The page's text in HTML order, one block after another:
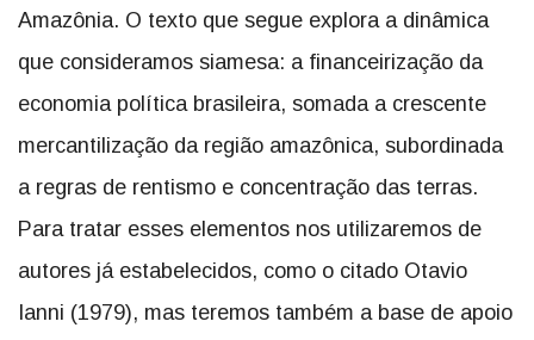
Amazônia. O texto que segue explora a dinâmica
que consideramos siamesa: a financeirização da
economia política brasileira, somada a crescente
mercantilização da região amazônica, subordinada
a regras de rentismo e concentração das terras.
Para tratar esses elementos nos utilizaremos de
autores já estabelecidos, como o citado Otavio
Ianni (1979), mas teremos também a base de apoio